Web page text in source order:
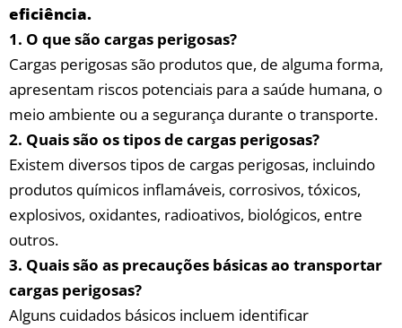
eficiência.
1. ‍O que são ⁤cargas perigosas?
Cargas perigosas são produtos que, de alguma forma,‍
apresentam riscos potenciais ‌para a saúde⁣ humana, ⁣o
meio ambiente ou a segurança durante o transporte.
2. Quais são‌ os tipos ‌de cargas perigosas?
Existem diversos tipos de ​cargas perigosas, incluindo‌
produtos químicos inflamáveis, corrosivos, tóxicos,
explosivos, oxidantes, radioativos, biológicos, entre
outros.
3. Quais são as⁣ precauções ⁣básicas ao transportar
cargas ‍perigosas?
Alguns‌ cuidados básicos ⁢incluem identificar